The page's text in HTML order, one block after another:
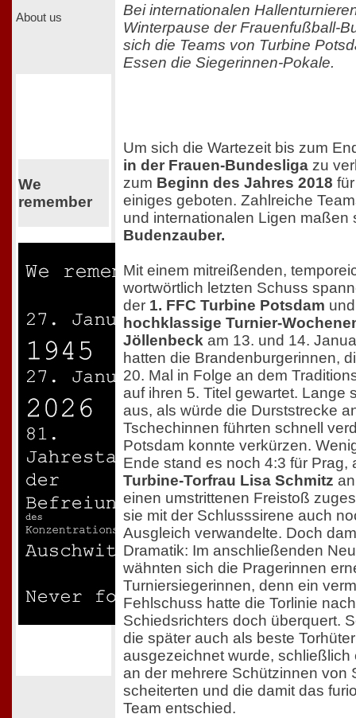
About us
We
remember
Bei internationalen
Winterpause der Frauenfußball-
sich die Teams von Turbine
Essen die Siegerinnen-Pokale.
Um sich die Wartezeit bis zum
in der Frauen-Bundesliga zu
zum Beginn des Jahres 2018
einiges geboten. Zahlreiche
und internationalen Ligen maßen
Budenzauber.
Mit einem mitreißenden,
wortwörtlich letzten Schuss
der 1. FFC Turbine Potsdam
hochklassige Turnier-
Jöllenbeck am 13. und 14.
hatten die Brandenburgerinnen,
20. Mal in Folge an dem
auf ihren 5. Titel gewartet. Lange
aus, als würde die Durststrecke
Tschechinnen führten schnell
Potsdam konnte verkürzen.
Ende stand es noch 4:3 für Prag,
Turbine-Torfrau Lisa Schmitz
einen umstrittenen Freistoß
sie mit der Schlusssirene auch
Ausgleich verwandelte. Doch
Dramatik: Im anschließenden
wähnten sich die Pragerinnen
Turniersiegerinnen, denn ein
Fehlschuss hatte die Torlinie
Schiedsrichters doch überquert.
die später auch als beste
ausgezeichnet wurde, schließlich
an der mehrere Schützinnen von
scheiterten und die damit das
Team entschied.